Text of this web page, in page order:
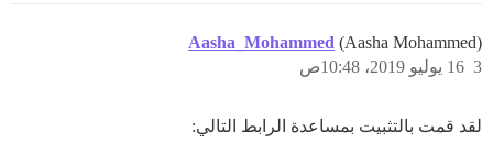
Aasha_Mohammed (Aasha Mohammed)
16 يوليو 2019، 10:48ص 3
لقد قمت بالتثبيت بمساعدة الرابط التالي: